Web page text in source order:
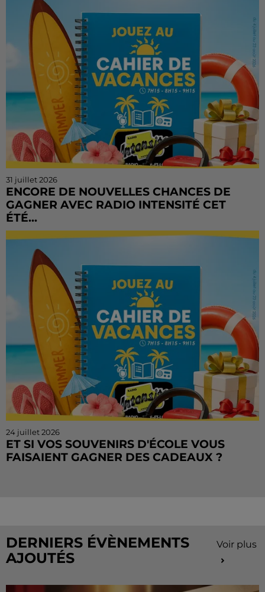
sur Radio Intensité avec des centaines de...
31 juillet 2026
ENCORE DE NOUVELLES CHANCES DE
GAGNER AVEC RADIO INTENSITÉ CET
ÉTÉ...
Vous n'avez pas encore tenté votre chance ? Ou vous
Vacances continue sur Radio Intensité ! Chaque
matin, de...
24 juillet 2026
ET SI VOS SOUVENIRS D'ÉCOLE VOUS
FAISAIENT GAGNER DES CADEAUX ?
DERNIERS ÉVÈNEMENTS
AJOUTÉS
Voir plus